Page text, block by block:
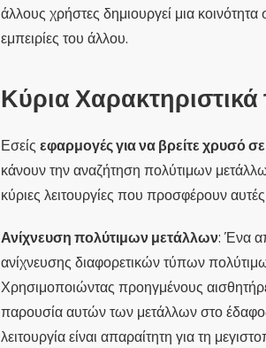
άλλους χρήστες δημιουργεί μια
εμπειρίες του άλλου.
Κύρια
Εσείς εφαρμογές για να βρείτε χρυσό
κάνουν την αναζήτηση πολύτιμων
κύριες λειτουργίες που προσφέρουν
Ανίχνευση πολύτιμων μετάλλων: Ένα
ανίχνευσης διαφορετικών τύπων
Χρησιμοποιώντας προηγμένους
παρουσία αυτών των μετάλλων στο
λειτουργία είναι απαραίτητη για τη